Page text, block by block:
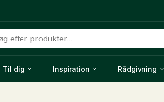
Til dig Inspiration Rådgivning